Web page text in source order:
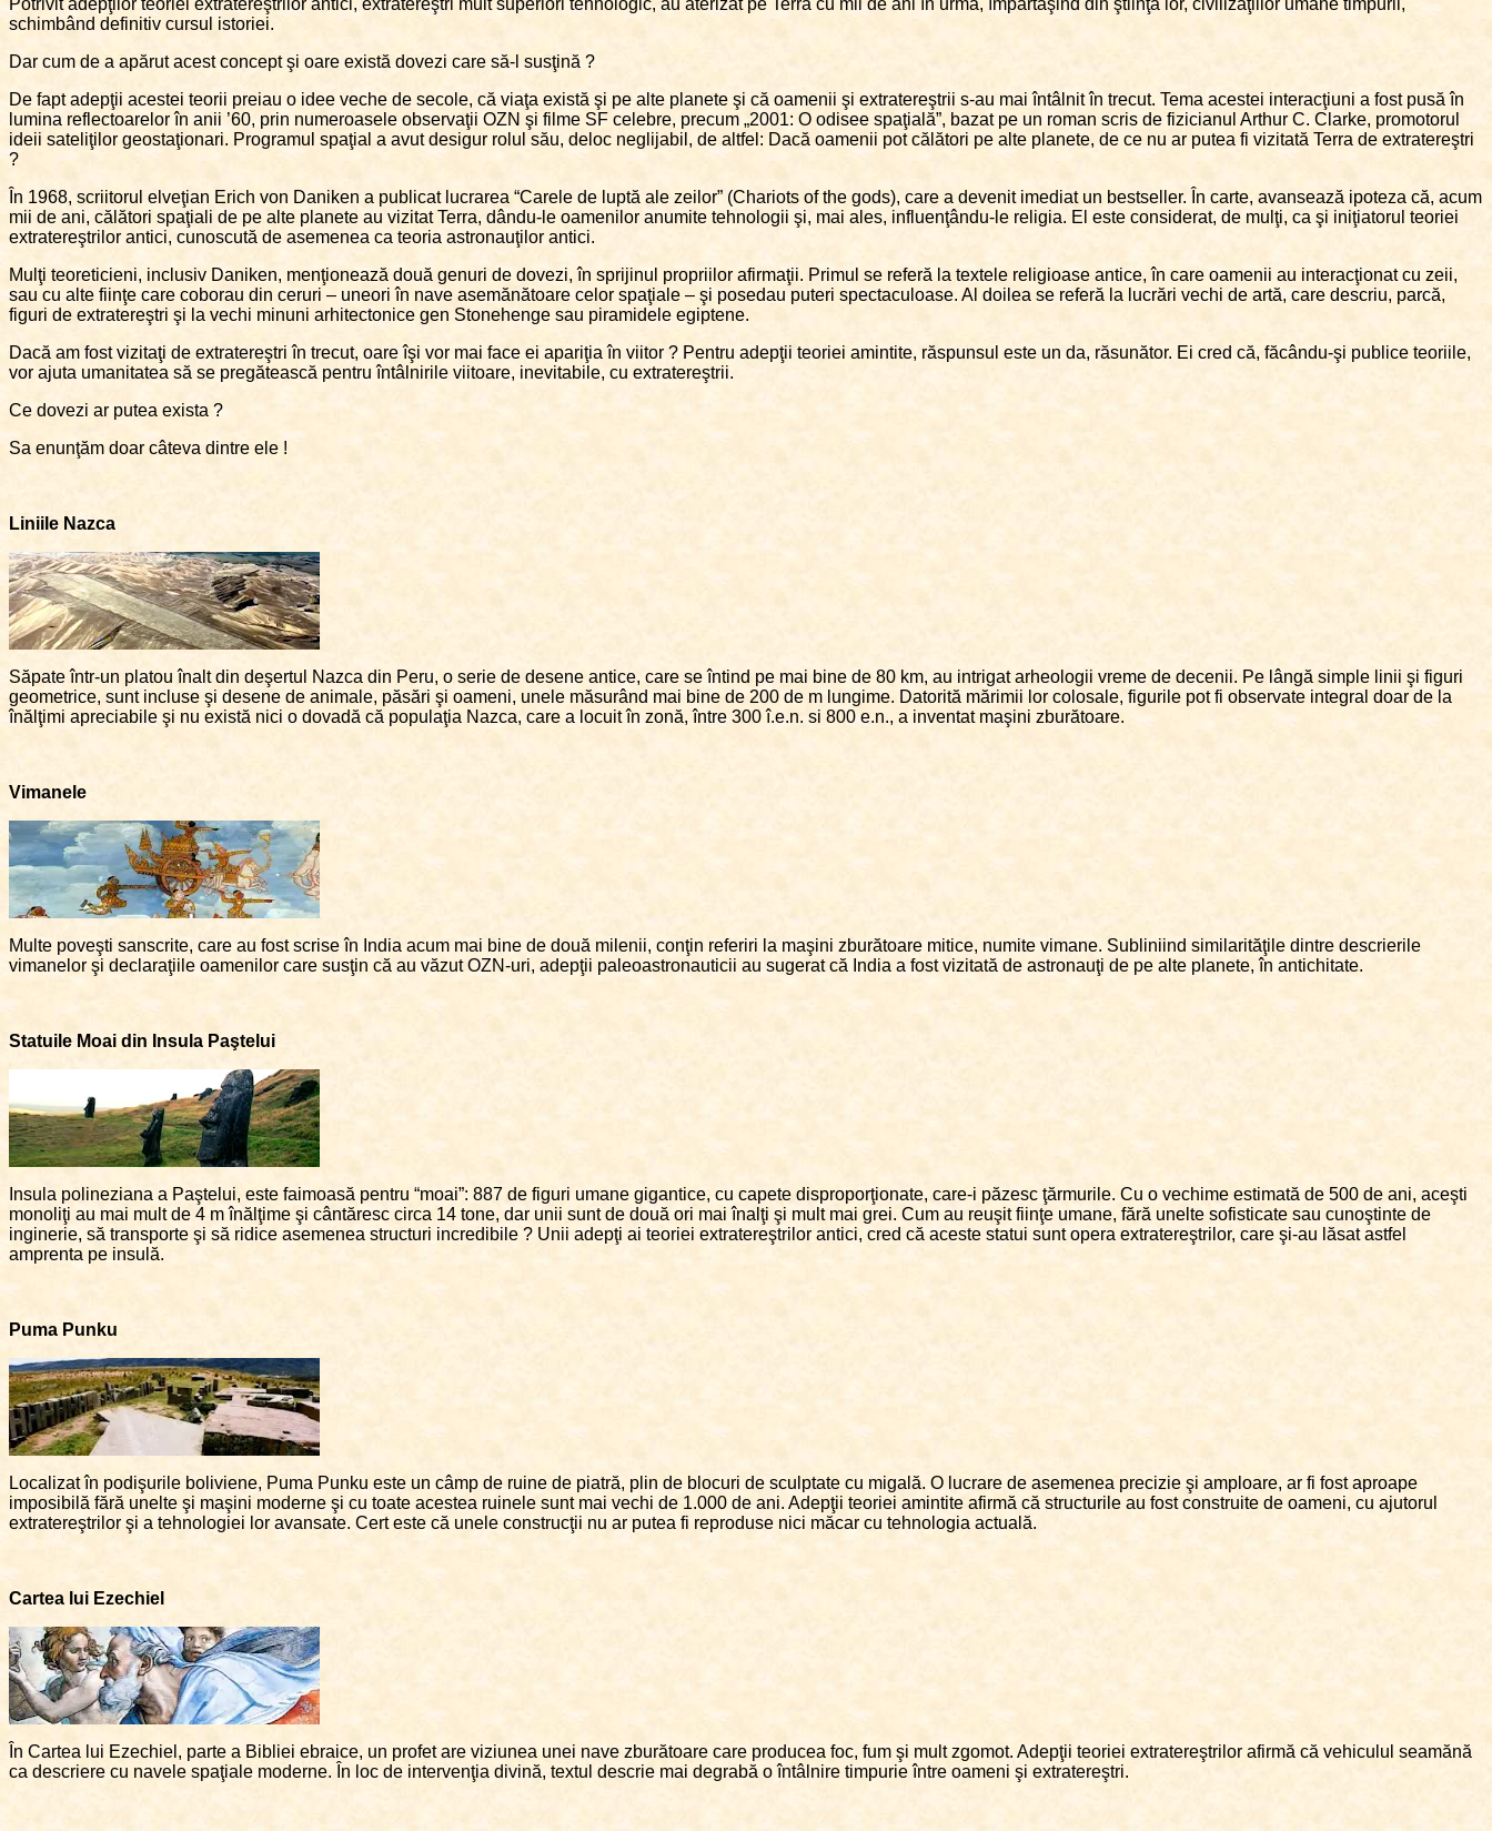
Potrivit adepţilor teoriei extratereştrilor antici, extratereştri mult superiori tehnologic, au aterizat pe Terra cu mii de ani în urmă, împărtăşind din ştiinţa lor, civilizaţiilor umane timpurii,
schimbând definitiv cursul istoriei.
Dar cum de a apărut acest concept şi oare există dovezi care să-l susţină ?
De fapt adepţii acestei teorii preiau o idee veche de secole, că viaţa există şi pe alte planete şi că oamenii şi extratereştrii s-au mai întâlnit în trecut. Tema acestei interacţiuni a fost pusă în
lumina reflectoarelor în anii ’60, prin numeroasele observaţii OZN şi filme SF celebre, precum „2001: O odisee spaţială”, bazat pe un roman scris de fizicianul Arthur C. Clarke, promotorul
ideii sateliţilor geostaţionari. Programul spaţial a avut desigur rolul său, deloc neglijabil, de altfel: Dacă oamenii pot călători pe alte planete, de ce nu ar putea fi vizitată Terra de extratereştri
?
În 1968, scriitorul elveţian Erich von Daniken a publicat lucrarea “Carele de luptă ale zeilor” (Chariots of the gods), care a devenit imediat un bestseller. În carte, avansează ipoteza că, acum
mii de ani, călători spaţiali de pe alte planete au vizitat Terra, dându-le oamenilor anumite tehnologii şi, mai ales, influenţându-le religia. El este considerat, de mulţi, ca şi iniţiatorul teoriei
extratereştrilor antici, cunoscută de asemenea ca teoria astronauţilor antici.
Mulţi teoreticieni, inclusiv Daniken, menţionează două genuri de dovezi, în sprijinul propriilor afirmaţii. Primul se referă la textele religioase antice, în care oamenii au interacţionat cu zeii,
sau cu alte fiinţe care coborau din ceruri – uneori în nave asemănătoare celor spaţiale – şi posedau puteri spectaculoase. Al doilea se referă la lucrări vechi de artă, care descriu, parcă,
figuri de extratereştri şi la vechi minuni arhitectonice gen Stonehenge sau piramidele egiptene.
Dacă am fost vizitaţi de extratereştri în trecut, oare îşi vor mai face ei apariţia în viitor ? Pentru adepţii teoriei amintite, răspunsul este un da, răsunător. Ei cred că, făcându-şi publice teoriile,
vor ajuta umanitatea să se pregătească pentru întâlnirile viitoare, inevitabile, cu extratereştrii.
Ce dovezi ar putea exista ?
Sa enunţăm doar câteva dintre ele !
Liniile Nazca
Săpate într-un platou înalt din deşertul Nazca din Peru, o serie de desene antice, care se întind pe mai bine de 80 km, au intrigat arheologii vreme de decenii. Pe lângă simple linii şi figuri
geometrice, sunt incluse şi desene de animale, păsări şi oameni, unele măsurând mai bine de 200 de m lungime. Datorită mărimii lor colosale, figurile pot fi observate integral doar de la
înălţimi apreciabile şi nu există nici o dovadă că populaţia Nazca, care a locuit în zonă, între 300 î.e.n. si 800 e.n., a inventat maşini zburătoare.
Vimanele
Multe poveşti sanscrite, care au fost scrise în India acum mai bine de două milenii, conţin referiri la maşini zburătoare mitice, numite vimane. Subliniind similarităţile dintre descrierile
vimanelor şi declaraţiile oamenilor care susţin că au văzut OZN-uri, adepţii paleoastronauticii au sugerat că India a fost vizitată de astronauţi de pe alte planete, în antichitate.
Statuile Moai din Insula Paştelui
Insula polineziana a Paştelui, este faimoasă pentru “moai”: 887 de figuri umane gigantice, cu capete disproporţionate, care-i păzesc ţărmurile. Cu o vechime estimată de 500 de ani, aceşti
monoliţi au mai mult de 4 m înălţime şi cântăresc circa 14 tone, dar unii sunt de două ori mai înalţi şi mult mai grei. Cum au reuşit fiinţe umane, fără unelte sofisticate sau cunoştinte de
inginerie, să transporte şi să ridice asemenea structuri incredibile ? Unii adepţi ai teoriei extratereştrilor antici, cred că aceste statui sunt opera extratereştrilor, care şi-au lăsat astfel
amprenta pe insulă.
Puma Punku
Localizat în podişurile boliviene, Puma Punku este un câmp de ruine de piatră, plin de blocuri de sculptate cu migală. O lucrare de asemenea precizie şi amploare, ar fi fost aproape
imposibilă fără unelte şi maşini moderne şi cu toate acestea ruinele sunt mai vechi de 1.000 de ani. Adepţii teoriei amintite afirmă că structurile au fost construite de oameni, cu ajutorul
extratereştrilor şi a tehnologiei lor avansate. Cert este că unele construcţii nu ar putea fi reproduse nici măcar cu tehnologia actuală.
Cartea lui Ezechiel
În Cartea lui Ezechiel, parte a Bibliei ebraice, un profet are viziunea unei nave zburătoare care producea foc, fum şi mult zgomot. Adepţii teoriei extratereştrilor afirmă că vehiculul seamănă
ca descriere cu navele spaţiale moderne. În loc de intervenţia divină, textul descrie mai degrabă o întâlnire timpurie între oameni şi extratereştri.